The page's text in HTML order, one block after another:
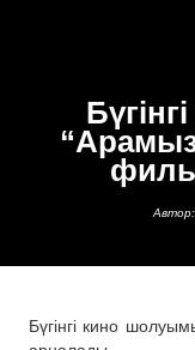
Бүгінгі кино